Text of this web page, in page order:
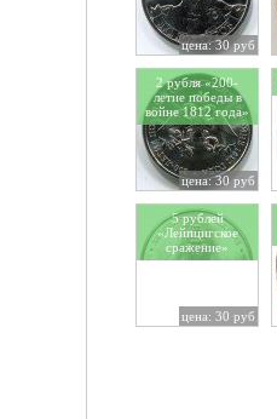
цена: 30 руб
2 рубля «200-
летие победы в
войне 1812 года»
цена: 30 руб
5 рублей
«Лейпцигское
сражение»
цена: 30 руб